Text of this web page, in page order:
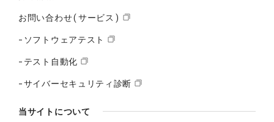
お問い合わせ(サービス)
-ソフトウェアテスト
-テスト自動化
-サイバーセキュリティ診断
当サイトについて